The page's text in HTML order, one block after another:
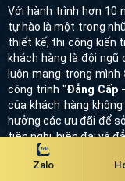
Với hành trình hơn 10
tự hào là một trong
thiết kế, thi công kiến
khách hàng là đội ngũ
luôn mang trong mình
công trình "Đẳng Cấp
của khách hàng
hưởng các ưu đãi để
tiện nghi, hiện đại và
🎁 Giảm tới 50%
Zalo